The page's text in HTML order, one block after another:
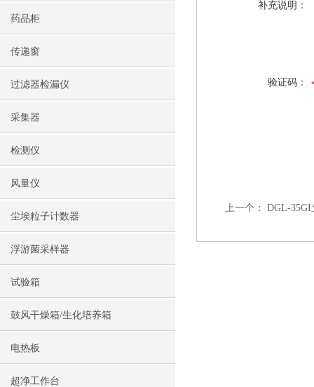
药品柜
传递窗
过滤器检漏仪
采集器
检测仪
风量仪
尘埃粒子计数器
浮游菌采样器
试验箱
鼓风干燥箱/生化培养箱
电热板
超净工作台
补充说明：
验证码：
上一个： DGL-